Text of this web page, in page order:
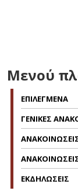
Μενού
ΕΠΙΛΕΓΜΕΝΑ
ΓΕΝΙΚΕΣ
ΕΚΔΗΛΩΣΕΙΣ